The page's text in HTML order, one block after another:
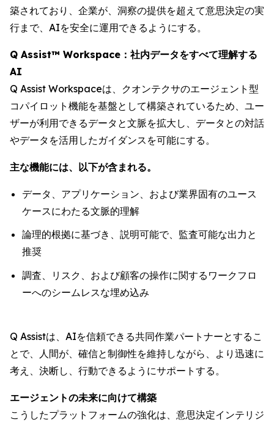
築されており、企業が、洞察の提供を超えて意思決定の実
行まで、AIを安全に運用できるようにする。
Q Assist™ Workspace：社内データをすべて理解する
AI
Q Assist Workspaceは、クオンテクサのエージェント型
コパイロット機能を基盤として構築されているため、ユー
ザーが利用できるデータと文脈を拡大し、データとの対話
やデータを活用したガイダンスを可能にする。
主な機能には、以下が含まれる。
データ、アプリケーション、および業界固有のユース
ケースにわたる文脈的理解
論理的根拠に基づき、説明可能で、監査可能な出力と
推奨
調査、リスク、および顧客の操作に関するワークフロ
ーへのシームレスな埋め込み
Q Assistは、AIを信頼できる共同作業パートナーとするこ
とで、人間が、確信と制御性を維持しながら、より迅速に
考え、決断し、行動できるようにサポートする。
エージェントの未来に向けて構築
こうしたプラットフォームの強化は、意思決定インテリジ